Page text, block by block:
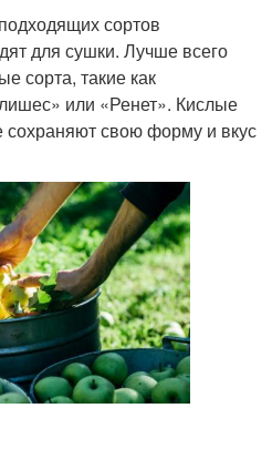
сортов
для сушки. Лучше всего
сорта, такие как
или «Ренет». Кислые
сохраняют свою форму и вкус